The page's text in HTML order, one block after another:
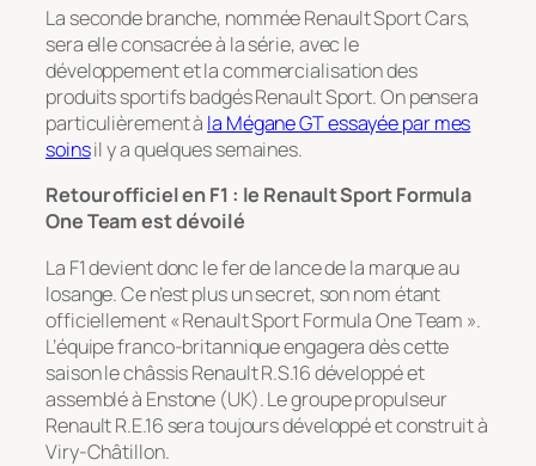
La seconde branche, nommée Renault Sport Cars,
sera elle consacrée à la série, avec le
développement et la commercialisation des
produits sportifs badgés Renault Sport. On pensera
particulièrement à la Mégane GT essayée par mes
soinsil y a quelques semaines.
Retour officiel en F1 : le Renault Sport Formula
One Team est dévoilé
La F1 devient donc le fer de lance de la marque au
losange. Ce n’est plus un secret, son nom étant
officiellement « Renault Sport Formula One Team ».
L’équipe franco-britannique engagera dès cette
saison le châssis Renault R.S.16 développé et
assemblé à Enstone (UK). Le groupe propulseur
Renault R.E.16 sera toujours développé et construit à
Viry-Châtillon.